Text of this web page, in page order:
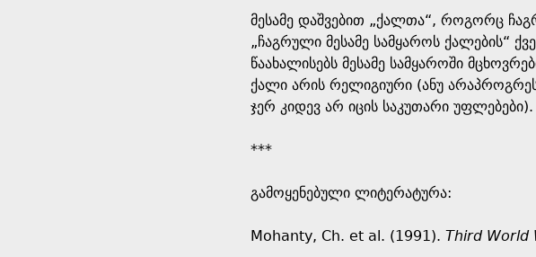
მესამე დაშვებით „ქალთა“, როგორც
„ჩაგრული მესამე სამყაროს ქალების“
წაახალისებს მესამე სამყაროში
ქალი არის რელიგიური (ანუ
ჯერ კიდევ არ იცის საკუთარი უფლებები).
***
გამოყენებული ლიტერატურა:
Mohanty, Ch. et al. (1991). Third World